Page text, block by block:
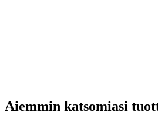
Aiemmin katsomiasi